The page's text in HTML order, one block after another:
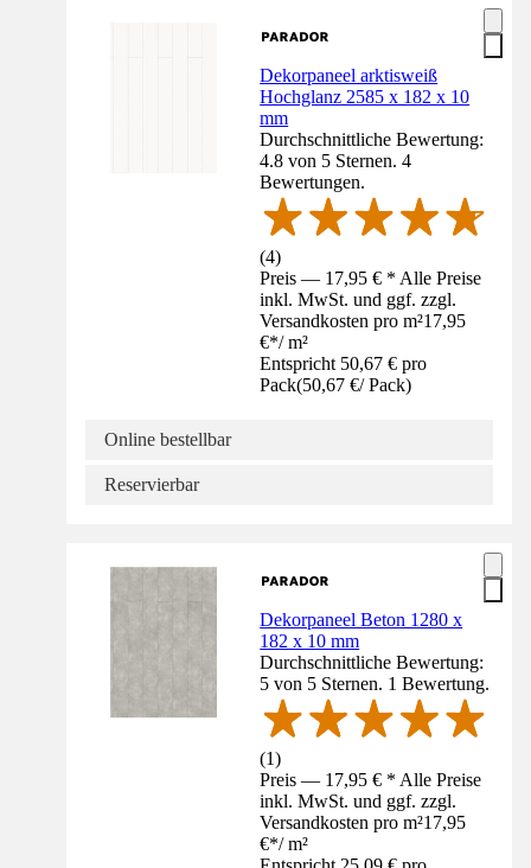
Dekorpaneel arktisweiß
Hochglanz 2585 x 182 x 10
mm
Durchschnittliche Bewertung:
4.8 von 5 Sternen. 4
Bewertungen.
(4)
Preis — 17,95 € * Alle Preise
inkl. MwSt. und ggf. zzgl.
Versandkosten pro m²17,95
€*/ m²
Entspricht 50,67 € pro
Pack(50,67 €/ Pack)
Online bestellbar
Reservierbar
Dekorpaneel Beton 1280 x
182 x 10 mm
Durchschnittliche Bewertung:
5 von 5 Sternen. 1 Bewertung.
(1)
Preis — 17,95 € * Alle Preise
inkl. MwSt. und ggf. zzgl.
Versandkosten pro m²17,95
€*/ m²